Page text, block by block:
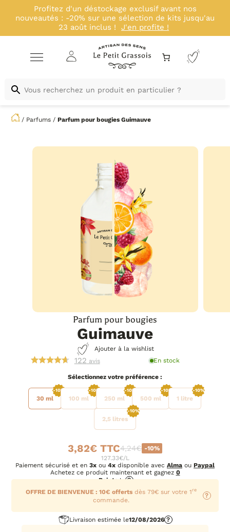
Profitez d'un déstockage exclusif avant nos
nouveautés : -20% sur une sélection de kits jusqu'au
23 août inclus !
J'en profite !
/ Parfums /Parfum pour bougiesGuimauve
Parfum pour bougies
Guimauve
Ajouter à la wishlist
122 avis En stock
préférence
30 ml
-10%
100 ml
-10%
250 ml
-10%
500 ml
-10%
1 litre
-10%
2,5 litres
-10%
-10%
4,24€
Le
prix
initial
était :
4,24€.
3,82€
Le
prix
actuel
est :
3,82€.
127.33€/L
Paiement sécurisé et en 3x ou 4x disponible avec Alma ou Paypal
Achetez ce produit maintenant et gagnez 0
Points! ?
Livraison estimée le12/08/2026 ?
OFFRE DE BIENVENUE : 10€ offertsdès 79€ sur votre 1 re
commande.
?